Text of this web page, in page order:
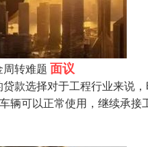
转难题 面议
款选择​对于工程行业来说
可以正常使用，继续承接